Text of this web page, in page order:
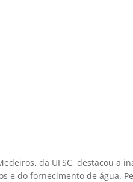
da UFSC, destacou a
e do fornecimento de água.